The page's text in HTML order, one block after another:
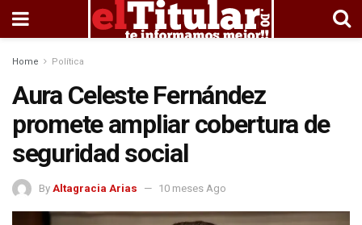
Home Política
Aura Celeste Fernández
promete ampliar cobertura de
seguridad social
By Altagracia Arias 10 meses Ago